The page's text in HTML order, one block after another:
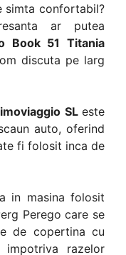
simta confortabil?
ar putea
Book 51 Titania
discuta pe larg
SL este
auto, oferind
fi folosit inca de
in masina folosit
Perego care se
de copertina cu
impotriva razelor